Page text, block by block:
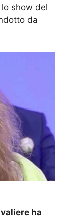
show del
da
ha